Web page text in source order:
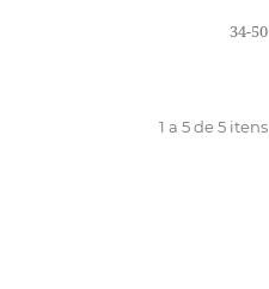
34-50
1 a 5 de 5 itens